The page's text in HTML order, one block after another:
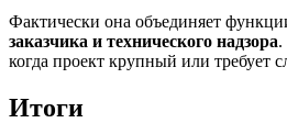
Фактически она объединяет
заказчика и технического надзора.
когда проект крупный или требует
Итоги